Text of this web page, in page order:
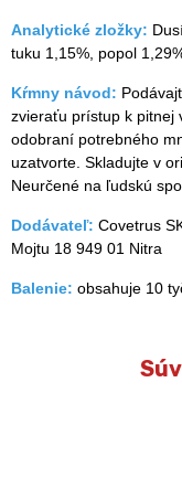
Analytické zložky:
tuku 1,15%, popol
Kŕmny návod:
zvieraťu prístup k pitnej
odobraní potrebného
uzatvorte. Skladujte v
Neurčené na ľudskú
Dodávateľ: Covetrus
Mojtu 18 949 01 Nitra
Balenie: obsahuje 10